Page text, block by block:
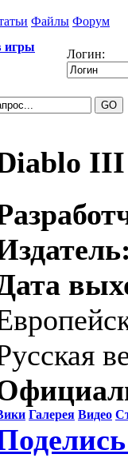
Файлы Форум
игры
Логин:
III
Галерея Видео